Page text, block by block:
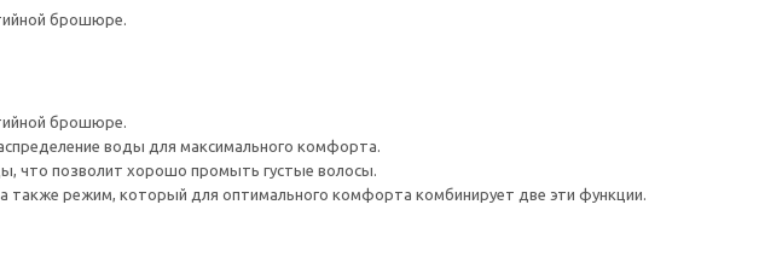
брошюре.
брошюре.
воды для максимального комфорта.
что позволит хорошо промыть густые волосы.
также режим, который для оптимального комфорта комбинирует две эти функции.